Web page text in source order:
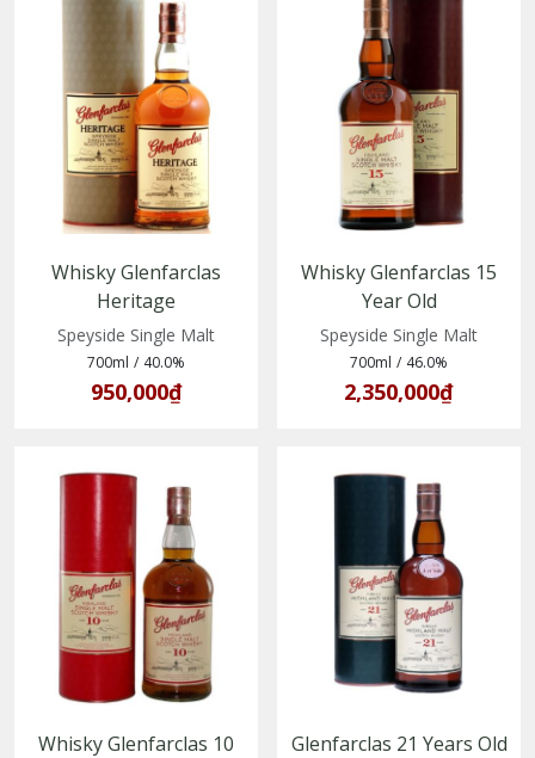
Whisky Glenfarclas
Heritage
(5018066070405)
Speyside Single Malt
700ml / 40.0%
950,000₫
Whisky Glenfarclas 15
Year Old
(5018066154617)
Speyside Single Malt
700ml / 46.0%
2,350,000₫
Whisky Glenfarclas 10
Glenfarclas 21 Years Old